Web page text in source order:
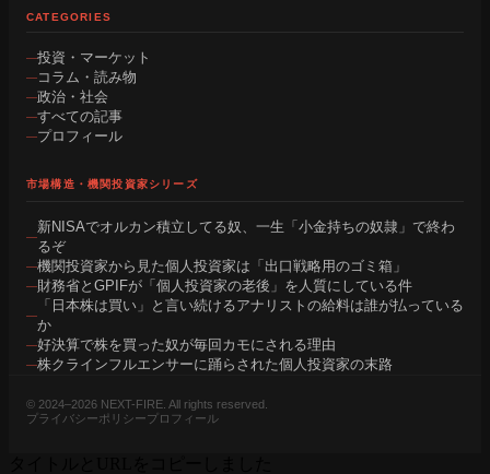
CATEGORIES
投資・マーケット
コラム・読み物
政治・社会
すべての記事
プロフィール
市場構造・機関投資家シリーズ
新NISAでオルカン積立してる奴、一生「小金持ちの奴隷」で終わ
るぞ
機関投資家から見た個人投資家は「出口戦略用のゴミ箱」
財務省とGPIFが「個人投資家の老後」を人質にしている件
「日本株は買い」と言い続けるアナリストの給料は誰が払っている
か
好決算で株を買った奴が毎回カモにされる理由
株クラインフルエンサーに踊らされた個人投資家の末路
© 2024–2026 NEXT-FIRE. All rights reserved.
プライバシーポリシープロフィール